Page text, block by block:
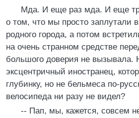
Мда. И еще раз мда. И еще
о том, что мы просто заплутали
родного города, а потом
на очень странном средстве
большого доверия не вызывала.
эксцентричный иностранец,
глубинку, но не бельмеса по-
велосипеда ни разу не видел?
-- Пап, мы, кажется, совсем